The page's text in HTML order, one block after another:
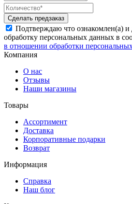
Сделать предзаказ
Подтверждаю что ознакомлен(а) и
обработку персональных данных в
в отношении обработки
Компания
О нас
Отзывы
Наши магазины
Товары
Ассортимент
Доставка
Корпоративные подарки
Возврат
Информация
Справка
Наш блог